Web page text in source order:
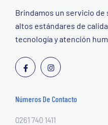
Brindamos un servicio de
altos estándares de
tecnología y atención
Números De Contacto
0261 740 1411